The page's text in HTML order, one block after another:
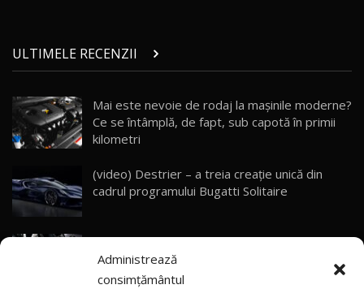
Administrează
consimțământul
28
Noul Geely Monjaro 2025! Mai ieftin și mai
dotat / Test Drive AutoBlog.MD
29
ZEEKR 9X - PRIMUL TEST DRIVE ÎN ROMÂNĂ!
CUM SE CONDUCE?
33:40
30
Primele impresii despre BYD Seal U DM-i,
Sealion 7 și Seal 5 DM-i / Test Drive
AutoBlog.MD
13:56
ULTIMELE RECENZII
Mai este nevoie de rodaj la mașinile moderne?
Ce se întâmplă, de fapt, sub capotă în primii
kilometri
(video) Destrier – a treia creație unică din
cadrul programului Bugatti Solitaire
(video) SRT prezintă tehnologia eBoost Air
care elimină decalajul turbo